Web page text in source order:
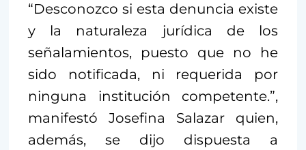
“Desconozco si esta denuncia existe
y la naturaleza jurídica de los
señalamientos, puesto que no he
sido notificada, ni requerida por
ninguna institución competente.”,
manifestó Josefina Salazar quien,
además, se dijo dispuesta a